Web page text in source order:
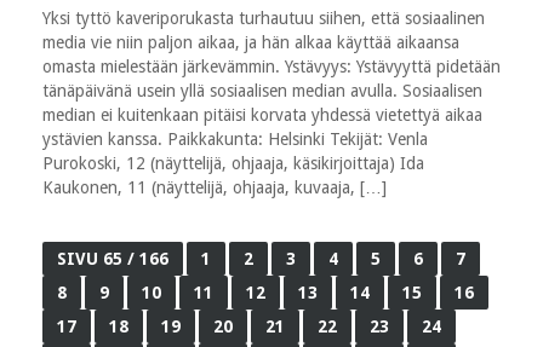
Yksi tyttö kaveriporukasta turhautuu siihen, että sosiaalinen
media vie niin paljon aikaa, ja hän alkaa käyttää aikaansa
omasta mielestään järkevämmin. Ystävyys: Ystävyyttä pidetään
tänäpäivänä usein yllä sosiaalisen median avulla. Sosiaalisen
median ei kuitenkaan pitäisi korvata yhdessä vietettyä aikaa
ystävien kanssa. Paikkakunta: Helsinki Tekijät: Venla
Purokoski, 12 (näyttelijä, ohjaaja, käsikirjoittaja) Ida
Kaukonen, 11 (näyttelijä, ohjaaja, kuvaaja, […]
SIVU 65 / 166 1 2 3 4 5 6
7
8
9 10 11 12 13 14 15
16
17
18 19 20 21 22 23
24